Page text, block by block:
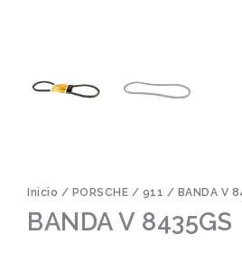
Inicio / PORSCHE / 911 / BANDA V
BANDA V 8435GS